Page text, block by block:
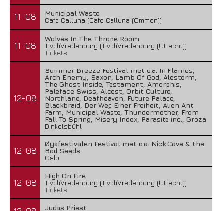
11-08
Municipal Waste
Cafe Calluna (Cafe Calluna (Ommen))
11-08
Wolves In The Throne Room
TivoliVredenburg (TivoliVredenburg (Utrecht))
Tickets
12-08
Summer Breeze Festival met o.a. In Flames,
Arch Enemy, Saxon, Lamb Of God, Alestorm,
The Ghost Inside, Testament, Amorphis,
Paleface Swiss, Alcest, Orbit Culture,
Northlane, Deafheaven, Future Palace,
Blackbraid, Der Weg Einer Freiheit, Alien Ant
Farm, Municipal Waste, Thundermother, From
Fall To Spring, Misery Index, Parasite inc., Groza
Dinkelsbühl
12-08
Øyafestivalen Festival met o.a. Nick Cave & the
Bad Seeds
Oslo
12-08
High On Fire
TivoliVredenburg (TivoliVredenburg (Utrecht))
Tickets
Judas Priest